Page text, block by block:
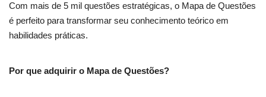
Com mais de 5 mil questões estratégicas, o Mapa de Questões
é perfeito para transformar seu conhecimento teórico em
habilidades práticas.
Por que adquirir o Mapa de Questões?